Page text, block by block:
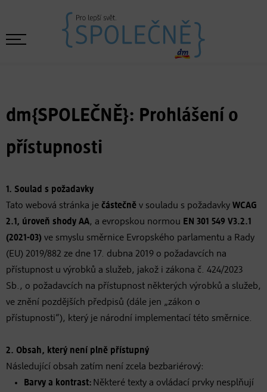
dm{SPOLEČNĚ}: Prohlášení o
přístupnosti
1. Soulad s požadavky
Tato webová stránka je částečně v souladu s požadavky WCAG
2.1, úroveň shody AA, a evropskou normou EN 301 549 V3.2.1
(2021-03) ve smyslu směrnice Evropského parlamentu a Rady
(EU) 2019/882 ze dne 17. dubna 2019 o požadavcích na
přístupnost u výrobků a služeb, jakož i zákona č. 424/2023
Sb., o požadavcích na přístupnost některých výrobků a služeb,
ve znění pozdějších předpisů (dále jen „zákon o
přístupnosti“), který je národní implementací této směrnice.
2. Obsah, který není plně přístupný
Následující obsah zatím není zcela bezbariérový:
Barvy a kontrast: Některé texty a ovládací prvky nesplňují